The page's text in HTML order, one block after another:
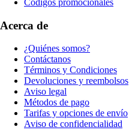
Códigos promocionales
Acerca de
¿Quiénes somos?
Contáctanos
Términos y Condiciones
Devoluciones y reembolsos
Aviso legal
Métodos de pago
Tarifas y opciones de envío
Aviso de confidencialidad